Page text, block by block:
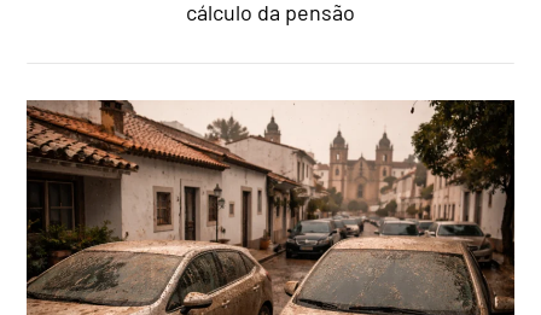
cálculo da pensão